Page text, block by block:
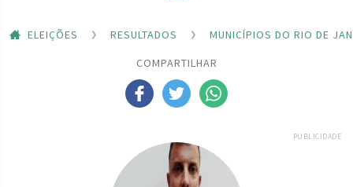
ELEIÇÕES RESULTADOS
MUNICÍPIOS DO RIO DE
COMPARTILHAR
PUBLICIDADE